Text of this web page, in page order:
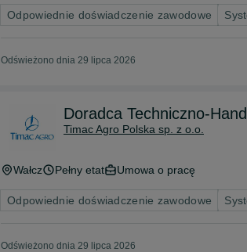
Odpowiednie doświadczenie zawodowe
Odświeżono dnia 29 lipca 2026
Doradca Techniczno-
Timac Agro Polska sp. z o.o.
Wałcz Pełny etat Umowa o pracę
Odpowiednie doświadczenie zawodowe
Odświeżono dnia 29 lipca 2026